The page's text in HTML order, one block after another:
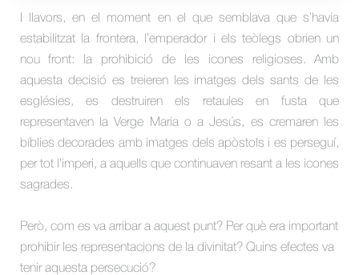
I llavors, en el moment en el que semblava que s’havia
estabilitzat la frontera, l’emperador i els teòlegs obrien un
nou front: la prohibició de les icones religioses. Amb
aquesta decisió es treieren les imatges dels sants de les
esglésies, es destruiren els retaules en fusta que
representaven la Verge Maria o a Jesús, es cremaren les
bíblies decorades amb imatges dels apòstols i es perseguí,
per tot l’imperi, a aquells que continuaven resant a les icones
sagrades.
Però, com es va arribar a aquest punt? Per què era important
prohibir les representacions de la divinitat? Quins efectes va
tenir aquesta persecució?